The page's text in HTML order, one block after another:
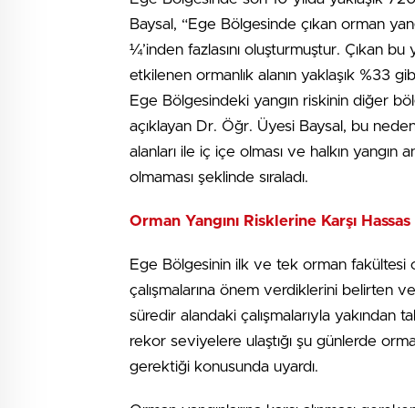
Baysal, “Ege Bölgesinde çıkan orman
¼’inden fazlasını oluşturmuştur. Çıkan
etkilenen ormanlık alanın yaklaşık %33
Ege Bölgesindeki yangın riskinin diğer
açıklayan Dr. Öğr. Üyesi Baysal, bu
alanları ile iç içe olması ve halkın yangın
olmaması şeklinde sıraladı.
Orman Yangını Risklerine Karşı
Ege Bölgesinin ilk ve tek orman fakültesi
çalışmalarına önem verdiklerini belirten
süredir alandaki çalışmalarıyla yakından
rekor seviyelere ulaştığı şu günlerde
gerektiği konusunda uyardı.